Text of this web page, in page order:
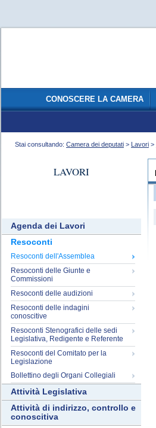
CONOSCERE LA CAMERA
Stai consultando: Camera dei deputati > Lavori >
LAVORI
Agenda dei Lavori
Resoconti
Resoconti dell'Assemblea
Resoconti delle Giunte e
Commissioni
Resoconti delle audizioni
Resoconti delle indagini
conoscitive
Resoconti Stenografici delle sedi
Legislativa, Redigente e Referente
Resoconti del Comitato per la
Legislazione
Bollettino degli Organi Collegiali
Attività Legislativa
Attività di indirizzo, controllo e
conoscitiva